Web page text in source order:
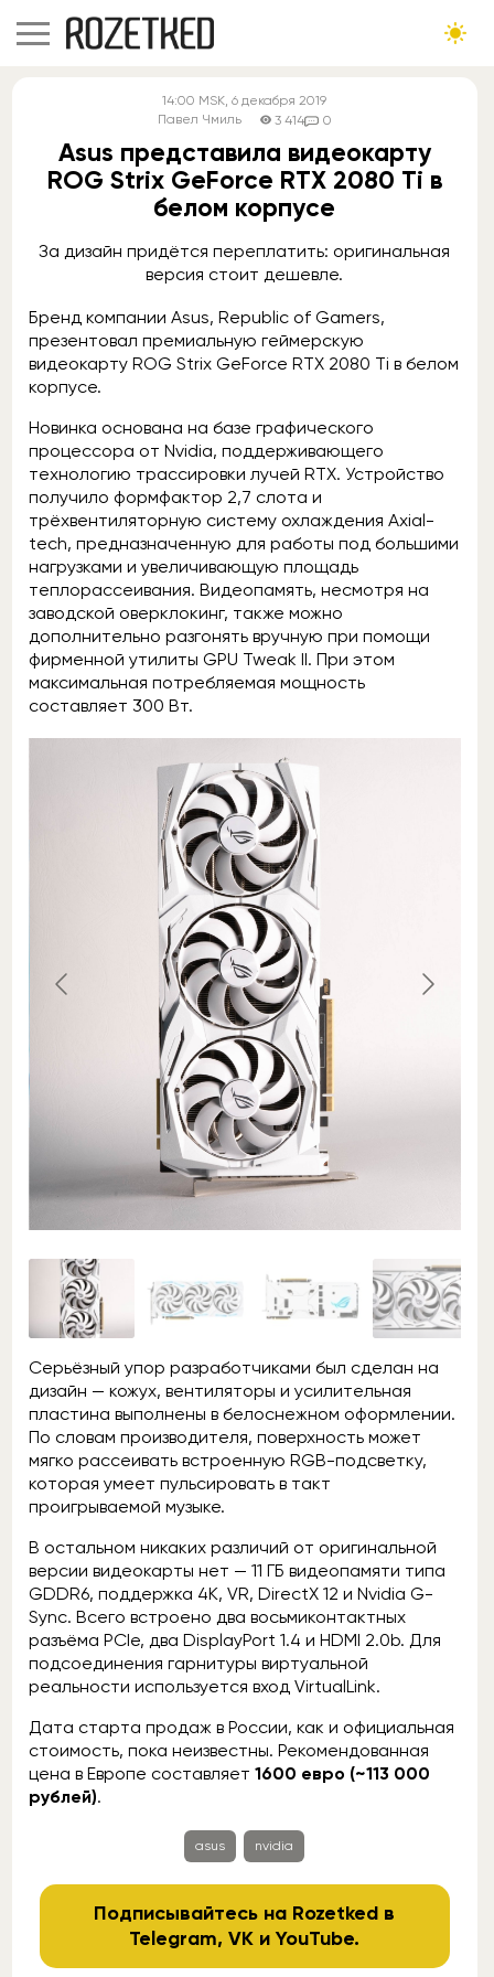
14:00 MSK, 6 декабря 2019
Павел Чмиль
3 414 0
Asus представила видеокарту
ROG Strix GeForce RTX 2080 Ti в
белом корпусе
За дизайн придётся переплатить: оригинальная
версия стоит дешевле.
Бренд компании Asus, Republic of Gamers,
презентовал премиальную геймерскую
видеокарту ROG Strix GeForce RTX 2080 Ti в белом
корпусе.
Новинка основана на базе графического
процессора от Nvidia, поддерживающего
технологию трассировки лучей RTX. Устройство
получило формфактор 2,7 слота и
трёхвентиляторную систему охлаждения Axial-
tech, предназначенную для работы под большими
нагрузками и увеличивающую площадь
теплорассеивания. Видеопамять, несмотря на
заводской оверклокинг, также можно
дополнительно разгонять вручную при помощи
фирменной утилиты GPU Tweak II. При этом
максимальная потребляемая мощность
составляет 300 Вт.
Серьёзный упор разработчиками был сделан на
дизайн — кожух, вентиляторы и усилительная
пластина выполнены в белоснежном оформлении.
По словам производителя, поверхность может
мягко рассеивать встроенную RGB-подсветку,
которая умеет пульсировать в такт
проигрываемой музыке.
В остальном никаких различий от оригинальной
версии видеокарты нет — 11 ГБ видеопамяти типа
GDDR6, поддержка 4К, VR, DirectX 12 и Nvidia G-
Sync. Всего встроено два восьмиконтактных
разъёма PCIe, два DisplayPort 1.4 и HDMI 2.0b. Для
подсоединения гарнитуры виртуальной
реальности используется вход VirtualLink.
Дата старта продаж в России, как и официальная
стоимость, пока неизвестны. Рекомендованная
цена в Европе составляет 1600 евро (~113 000
рублей).
asus nvidia
Подписывайтесь на Rozetked в
Telegram,VK иYouTube.